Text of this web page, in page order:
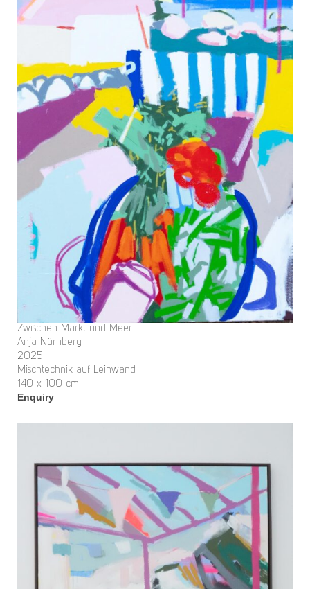
Zwischen Markt und Meer
Anja Nürnberg
2025
Mischtechnik auf Leinwand
140 x 100 cm
Enquiry